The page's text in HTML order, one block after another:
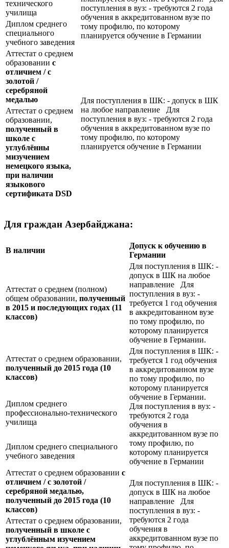
поступления в вуз: - требуются 2 года
обучения в аккредитованном вузе по
тому профилю, по которому
планируется обучение в Германии
технического
училища
Диплом среднего
специального
учебного заведения
Аттестат о среднем
образовании с
отличием / с
золотой /
серебряной
медалью
Для поступления в ШК: - допуск в ШК
на любое направление Для
поступления в вуз: - требуются 2 года
обучения в аккредитованном вузе по
тому профилю, по которому
планируется обучение в Германии
Аттестат о среднем
образовании,
полученный в
школе с
углублённы
мизучением
немецкого языка,
при наличии
языкового
сертификата DSD
Для граждан Азербайджана:
В наличии
Допуск к обучению в
Германии
Аттестат о среднем (полном)
общем образовании, полученный
в 2015 и последующих годах (11
классов)
Для поступления в ШК: -
допуск в ШК на любое
направление Для
поступления в вуз: -
требуется 1 год обучения
в аккредитованном вузе
по тому профилю, по
которому планируется
обучение в Германии.
Аттестат о среднем образовании,
полученный до 2015 года (10
классов)
Для поступления в ШК: -
требуется 1 год обучения
в аккредитованном вузе
по тому профилю, по
которому планируется
обучение в Германии.
Для поступления в вуз: -
требуются 2 года
обучения в
аккредитованном вузе по
тому профилю, по
которому планируется
обучение в Германии
Диплом среднего
профессионально-технического
училища
Диплом среднего специального
учебного заведения
Аттестат о среднем образовании с
отличием / с золотой /
серебряной медалью,
полученный до 2015 года (10
классов)
Для поступления в ШК: -
допуск в ШК на любое
направление Для
поступления в вуз: -
требуются 2 года
обучения в
аккредитованном вузе по
Аттестат о среднем образовании,
полученный в школе с
углублённым изучением